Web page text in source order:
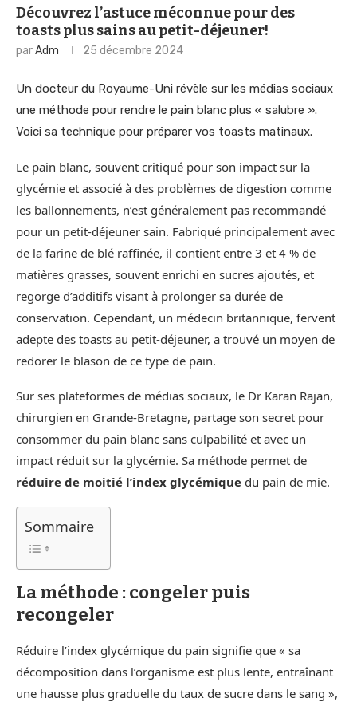
Découvrez l’astuce méconnue pour des
toasts plus sains au petit-déjeuner!
parAdm 25 décembre 2024
Un docteur du Royaume-Uni révèle sur les médias sociaux
une méthode pour rendre le pain blanc plus « salubre ».
Voici sa technique pour préparer vos toasts matinaux.
Le pain blanc, souvent critiqué pour son impact sur la
glycémie et associé à des problèmes de digestion comme
les ballonnements, n’est généralement pas recommandé
pour un petit-déjeuner sain. Fabriqué principalement avec
de la farine de blé raffinée, il contient entre 3 et 4 % de
matières grasses, souvent enrichi en sucres ajoutés, et
regorge d’additifs visant à prolonger sa durée de
conservation. Cependant, un médecin britannique, fervent
adepte des toasts au petit-déjeuner, a trouvé un moyen de
redorer le blason de ce type de pain.
Sur ses plateformes de médias sociaux, le Dr Karan Rajan,
chirurgien en Grande-Bretagne, partage son secret pour
consommer du pain blanc sans culpabilité et avec un
impact réduit sur la glycémie. Sa méthode permet de
réduire de moitié l’index glycémique du pain de mie.
Sommaire
La méthode : congeler puis
recongeler
Réduire l’index glycémique du pain signifie que « sa
décomposition dans l’organisme est plus lente, entraînant
une hausse plus graduelle du taux de sucre dans le sang »,